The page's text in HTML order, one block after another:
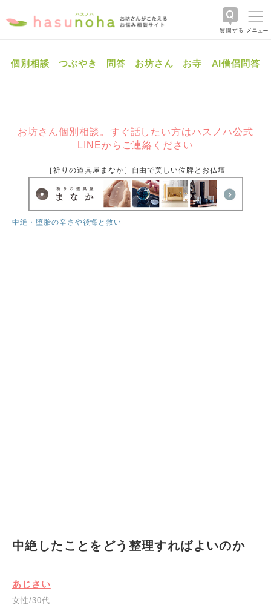
個別相談 つぶやき 問答 お坊さん お寺 AI僧侶問答
お坊さん個別相談。すぐ話したい方はハスノハ公式
LINEからご連絡ください
［祈りの道具屋まなか］自由で美しい位牌とお仏壇
中絶・堕胎の辛さや後悔と救い
中絶したことをどう整理すればよいのか
あじさい
女性/30代